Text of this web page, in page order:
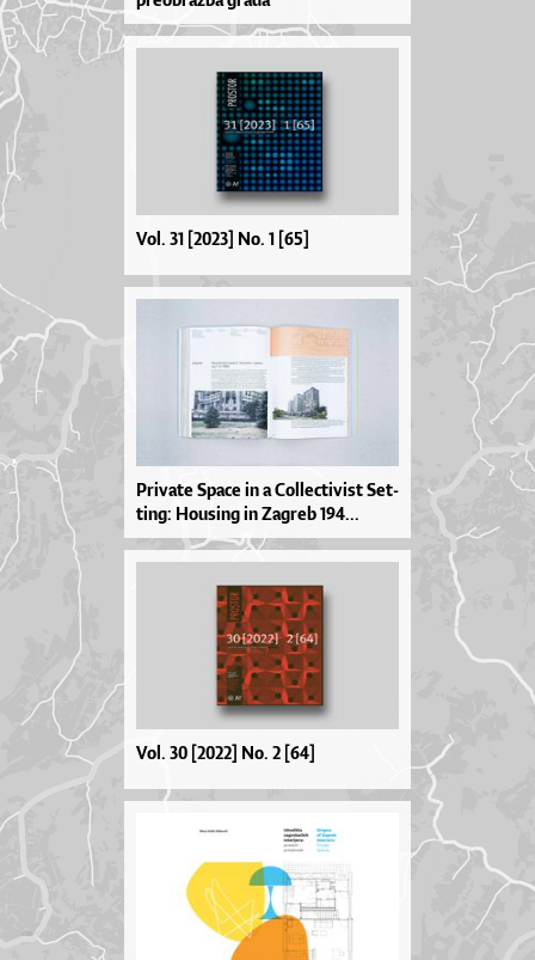
Vol. 31 [2023] No. 1 [65]
Pri­va­te Spa­ce in a Col­le­cti­vi­st Set­
tin­g: Ho­u­si­ng in Za­greb 194...
Vol. 30 [2022] No. 2 [64]